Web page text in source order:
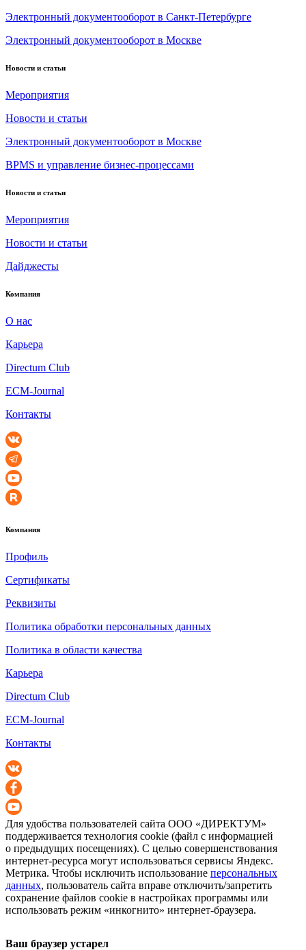
Электронный документооборот в Санкт-Петербурге
Электронный документооборот в Москве
Новости и статьи
Мероприятия
Новости и статьи
Электронный документооборот в Москве
BPMS и управление бизнес-процессами
Новости и статьи
Мероприятия
Новости и статьи
Дайджесты
Компания
О нас
Карьера
Directum Club
ECM-Journal
Контакты
Компания
Профиль
Сертификаты
Реквизиты
Политика обработки персональных данных
Политика в области качества
Карьера
Directum Club
ECM-Journal
Контакты
Для удобства пользователей сайта ООО «ДИРЕКТУМ»
поддерживается технология cookie (файл с информацией
о предыдущих посещениях). С целью совершенствования
интернет-ресурса могут использоваться сервисы Яндекс.
Метрика. Чтобы исключить использование персональных
данных, пользователь сайта вправе отключить/запретить
сохранение файлов cookie в настройках программы или
использовать режим «инкогнито» интернет-браузера.
Ваш браузер устарел